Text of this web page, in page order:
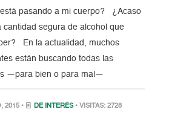
pasando a mi cuerpo? ¿Acaso
cantidad segura de alcohol que
En la actualidad, muchos
están buscando todas las
—para bien o para mal—
2015 • DE INTERÉS • VISITAS: 2728